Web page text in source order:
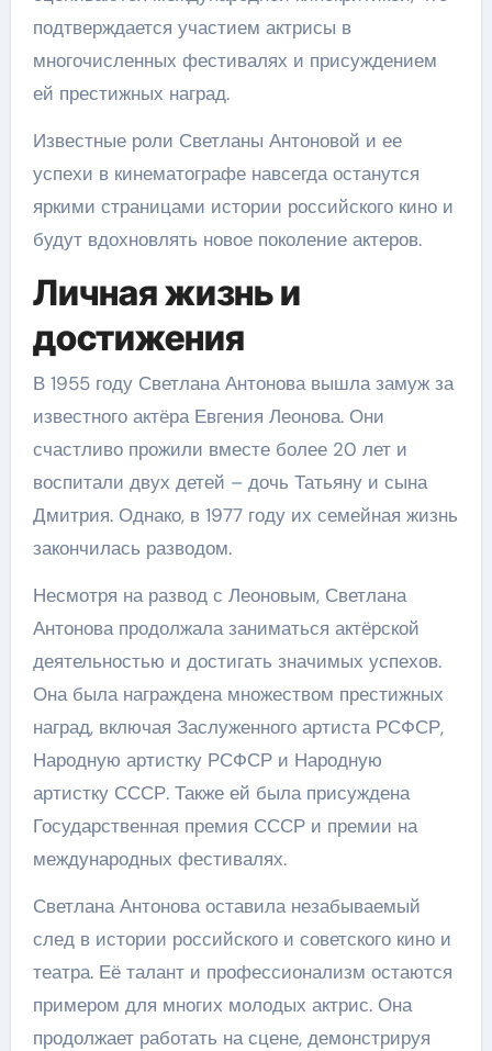
подтверждается участием актрисы в
многочисленных фестивалях и присуждением
ей престижных наград.
Известные роли Светланы Антоновой и ее
успехи в кинематографе навсегда останутся
яркими страницами истории российского кино и
будут вдохновлять новое поколение актеров.
Личная жизнь и
достижения
В 1955 году Светлана Антонова вышла замуж за
известного актёра Евгения Леонова. Они
счастливо прожили вместе более 20 лет и
воспитали двух детей – дочь Татьяну и сына
Дмитрия. Однако, в 1977 году их семейная жизнь
закончилась разводом.
Несмотря на развод с Леоновым, Светлана
Антонова продолжала заниматься актёрской
деятельностью и достигать значимых успехов.
Она была награждена множеством престижных
наград, включая Заслуженного артиста РСФСР,
Народную артистку РСФСР и Народную
артистку СССР. Также ей была присуждена
Государственная премия СССР и премии на
международных фестивалях.
Светлана Антонова оставила незабываемый
след в истории российского и советского кино и
театра. Её талант и профессионализм остаются
примером для многих молодых актрис. Она
продолжает работать на сцене, демонстрируя